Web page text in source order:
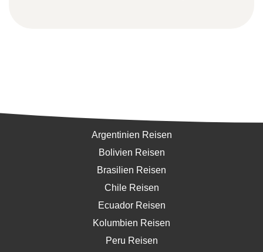
Argentinien Reisen
Bolivien Reisen
Brasilien Reisen
Chile Reisen
Ecuador Reisen
Kolumbien Reisen
Peru Reisen